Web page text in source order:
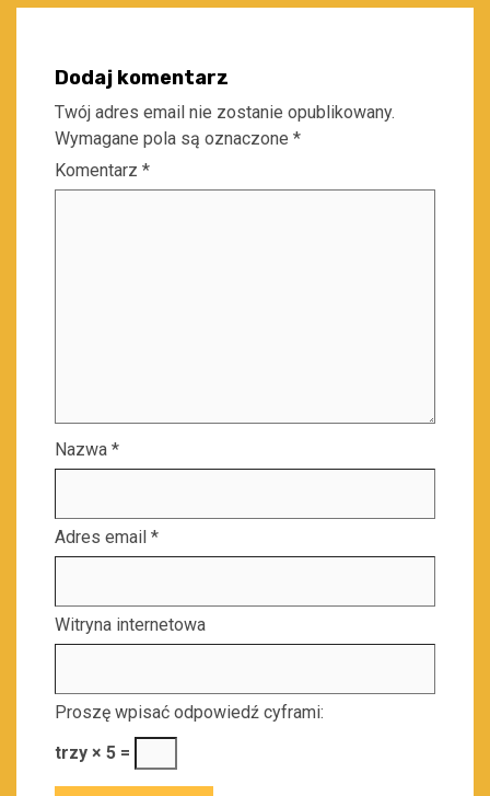
Dodaj komentarz
Twój adres email nie zostanie opublikowany.
Wymagane pola są oznaczone *
Komentarz *
Nazwa *
Adres email *
Witryna internetowa
Proszę wpisać odpowiedź cyframi:
trzy × 5 =